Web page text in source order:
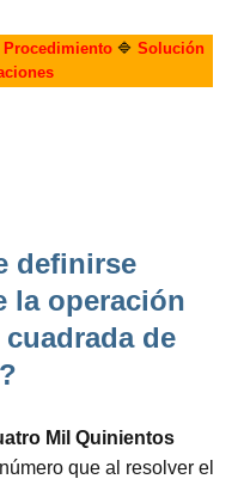
Procedimiento🔷 Solución
definirse
la operación
de
Mil Quinientos
que al resolver el